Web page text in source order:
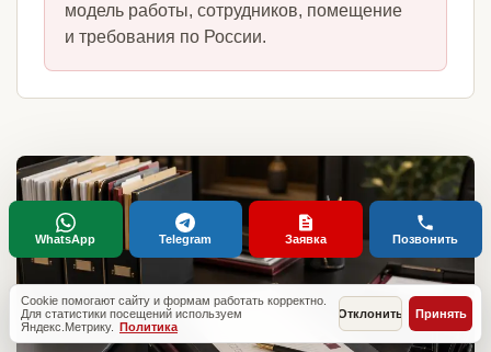
модель работы, сотрудников, помещение
и требования по России.
Cookie помогают сайту и формам работать корректно.
Для статистики посещений используем
Яндекс.Метрику. Политика
Отклонить Принять
WhatsApp Telegram Заявка Позвонить